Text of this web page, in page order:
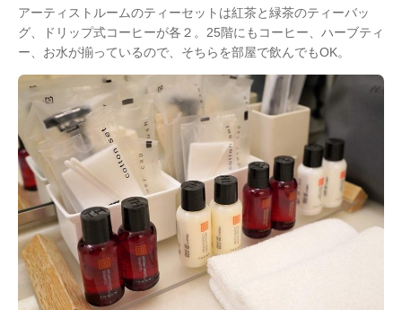
アーティストルームのティーセットは紅茶と緑茶のティーバッ
グ、ドリップ式コーヒーが各２。25階にもコーヒー、ハーブティ
ー、お水が揃っているので、そちらを部屋で飲んでもOK。